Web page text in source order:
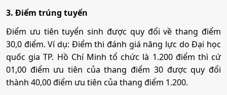
Công nghệ kỹ thuật Điện điện tử
Mã ngành: 7510301
Tổ hợp:(Toán, 2 môn bất kì)
•Mã ngành:7340201
•Chỉ tiêu:100
• Phương thức xét tuyển: ĐGNL HCM
3. Điểm trúng tuyển
Điểm ưu tiên tuyển sinh được quy đổi về thang điểm
30,0 điểm. Ví dụ: Điểm thi đánh giá năng lực do Đại học
quốc gia TP. Hồ Chí Minh tổ chức là 1.200 điểm thì cứ
01,00 điểm ưu tiên của thang điểm 30 được quy đổi
thành 40,00 điểm ưu tiên của thang điểm 1.200.